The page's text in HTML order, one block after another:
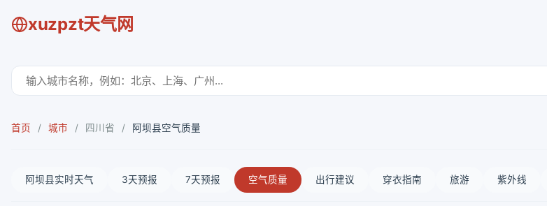
xuzpzt天气网
首页 / 城市 / 四川省 / 阿坝县空气质量
阿坝县实时天气 3天预报 7天预报 空气质量 出行建议 穿衣指南 旅游 紫外线